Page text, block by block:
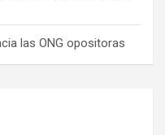
las ONG opositoras